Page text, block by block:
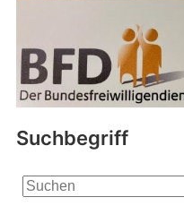
Suchbegriff
Search
for: